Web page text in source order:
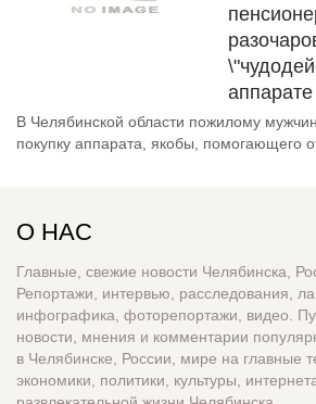
аппарате
В Челябинской области пожилому
покупку аппарата, якобы, помогающего
О НАС
Главные, свежие новости Челябинска,
Репортажи, интервью, расследования,
инфографика, фоторепортажи, видео.
новости, мнения и комментарии
в Челябинске, России, мире на главные
экономики, политики, культуры,